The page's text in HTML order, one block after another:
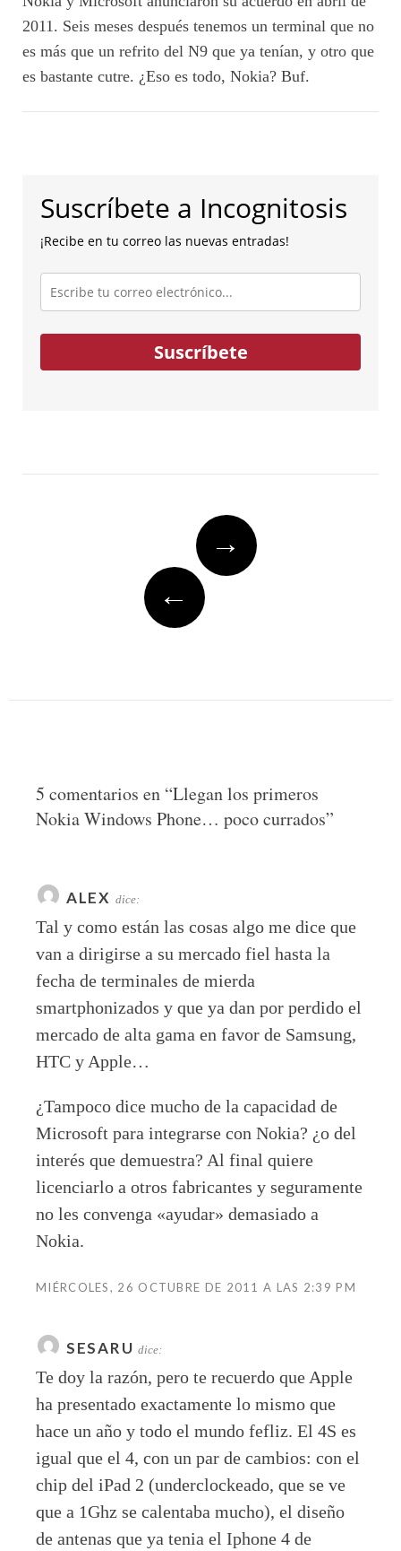
2011. Seis meses después tenemos un terminal que no
es más que un refrito del N9 que ya tenían, y otro que
es bastante cutre. ¿Eso es todo, Nokia? Buf.
Suscríbete a Incognitosis
¡Recibe en tu correo las nuevas entradas!
Escribe
tu
correo
electrónico...
Suscríbete
→
←
5 comentarios en “Llegan los primeros
Nokia Windows Phone… poco currados”
ALEX dice:
Tal y como están las cosas algo me dice que
van a dirigirse a su mercado fiel hasta la
fecha de terminales de mierda
smartphonizados y que ya dan por perdido el
mercado de alta gama en favor de Samsung,
HTC y Apple…
¿Tampoco dice mucho de la capacidad de
Microsoft para integrarse con Nokia? ¿o del
interés que demuestra? Al final quiere
licenciarlo a otros fabricantes y seguramente
no les convenga «ayudar» demasiado a
Nokia.
MIÉRCOLES, 26 OCTUBRE DE 2011 A LAS 2:39 PM
SESARU dice:
Te doy la razón, pero te recuerdo que Apple
ha presentado exactamente lo mismo que
hace un año y todo el mundo fefliz. El 4S es
igual que el 4, con un par de cambios: con el
chip del iPad 2 (underclockeado, que se ve
que a 1Ghz se calentaba mucho), el diseño
de antenas que ya tenia el Iphone 4 de